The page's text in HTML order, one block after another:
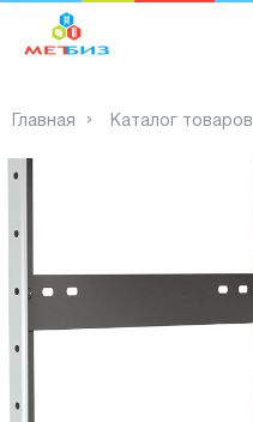
Главная Каталог товаров